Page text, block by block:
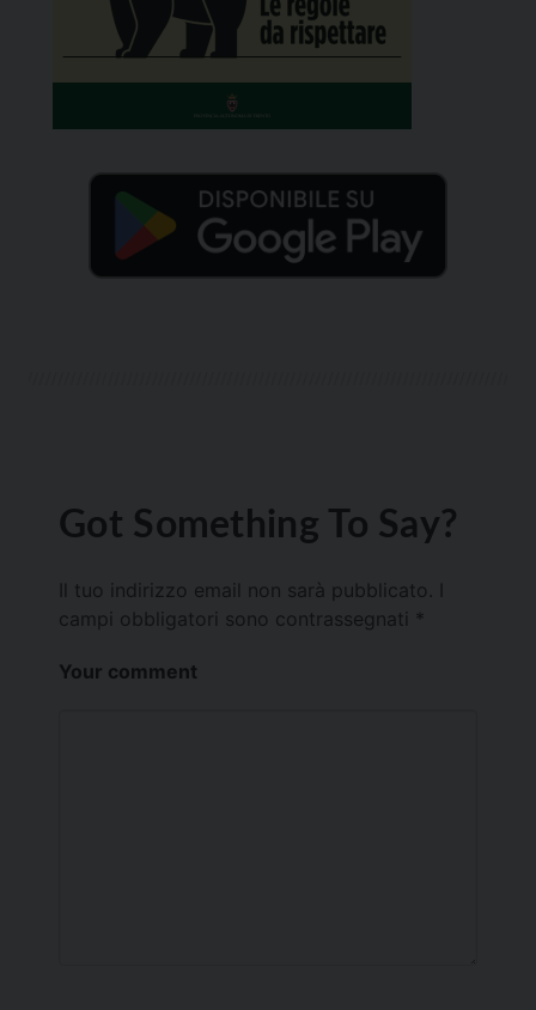
Got Something To Say?
Il tuo indirizzo email non sarà pubblicato.
campi obbligatori sono contrassegnati *
Your comment